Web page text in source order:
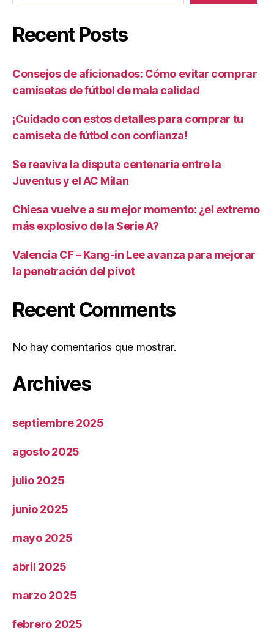
Recent Posts
Consejos de aficionados: Cómo evitar comprar
camisetas de fútbol de mala calidad
¡Cuidado con estos detalles para comprar tu
camiseta de fútbol con confianza!
Se reaviva la disputa centenaria entre la
Juventus y el AC Milan
Chiesa vuelve a su mejor momento: ¿el extremo
más explosivo de la Serie A?
Valencia CF – Kang-in Lee avanza para mejorar
la penetración del pívot
Recent Comments
No hay comentarios que mostrar.
Archives
septiembre 2025
agosto 2025
julio 2025
junio 2025
mayo 2025
abril 2025
marzo 2025
febrero 2025